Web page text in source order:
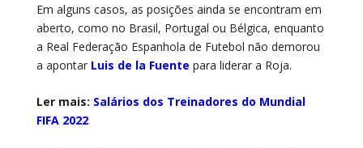
Em alguns casos, as posições ainda se encontram em
aberto, como no Brasil, Portugal ou Bélgica, enquanto
a Real Federação Espanhola de Futebol não demorou
a apontar Luis de la Fuente para liderar a Roja.
Ler mais: Salários dos Treinadores do Mundial
FIFA 2022